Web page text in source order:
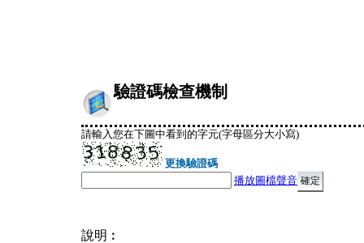
驗證碼檢查機制
請輸入您在下圖中看到的字元(字母區分大小寫)
更換驗證碼
播放圖檔聲音
說明︰